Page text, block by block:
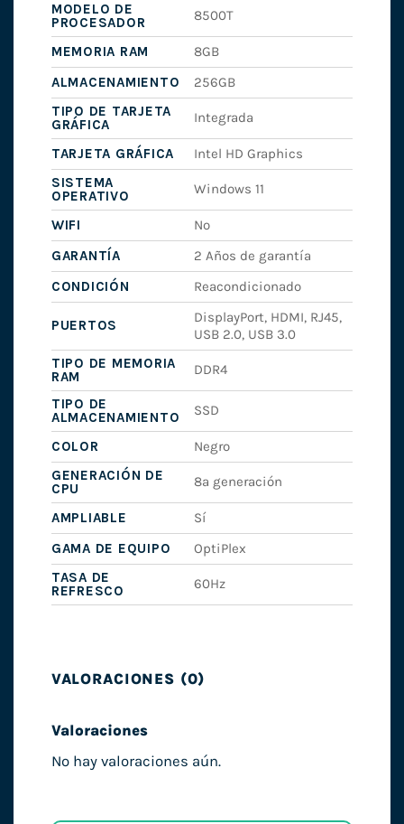
MODELO DE
PROCESADOR
8500T
MEMORIA RAM
8GB
ALMACENAMIENTO
256GB
TIPO DE TARJETA
GRÁFICA
Integrada
TARJETA GRÁFICA
Intel HD Graphics
SISTEMA
OPERATIVO
Windows 11
WIFI
No
GARANTÍA
2 Años de garantía
CONDICIÓN
Reacondicionado
PUERTOS
DisplayPort, HDMI, RJ45,
USB 2.0, USB 3.0
TIPO DE MEMORIA
RAM
DDR4
TIPO DE
ALMACENAMIENTO
SSD
COLOR
Negro
GENERACIÓN DE
CPU
8ª generación
AMPLIABLE
Sí
GAMA DE EQUIPO
OptiPlex
TASA DE
REFRESCO
60Hz
VALORACIONES (0)
Valoraciones
No hay valoraciones aún.